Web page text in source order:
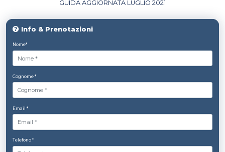
GUIDA AGGIORNATA LUGLIO 2021
Info & Prenotazioni
Nome*
Cognome *
Email *
Telefono *